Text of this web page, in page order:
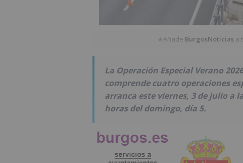
★Añade BurgosNoticias a
La Operación Especial Verano
comprende cuatro operaciones
arranca este viernes, 3 de julio a
horas del domingo, día 5.